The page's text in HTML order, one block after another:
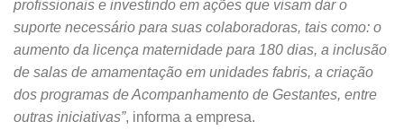
profissionais e investindo em ações que visam dar o
suporte necessário para suas colaboradoras, tais como: o
aumento da licença maternidade para 180 dias, a inclusão
de salas de amamentação em unidades fabris, a criação
dos programas de Acompanhamento de Gestantes, entre
outras iniciativas”, informa a empresa.